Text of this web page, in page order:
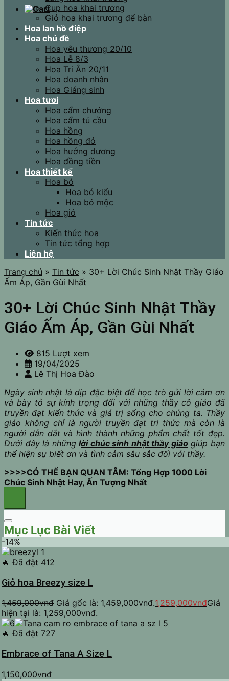
Cup hoa khai trương
Giỏ hoa khai trương để bàn
Hoa lan hồ điệp
Hoa chủ đề
Hoa yêu thương 20/10
Hoa Lễ 8/3
Hoa Tri Ân 20/11
Hoa doanh nhân
Hoa Giáng sinh
Hoa tươi
Hoa cẩm chướng
Hoa cẩm tú cầu
Hoa hồng
Hoa hồng đỏ
Hoa hướng dương
Hoa đồng tiền
Hoa thiết kế
Hoa bó
Hoa bó kiểu
Hoa bó mộc
Hoa giỏ
Tin tức
Kiến thức hoa
Tin tức tổng hợp
Liên hệ
Trang chủ » Tin tức » 30+ Lời Chúc Sinh Nhật Thầy Giáo
Ấm Áp, Gần Gùi Nhất
30+ Lời Chúc Sinh Nhật Thầy
Giáo Ấm Áp, Gần Gùi Nhất
815 Lượt xem
19/04/2025
Lê Thị Hoa Đào
Ngày sinh nhật là dịp đặc biệt để học trò gửi lời cảm ơn
và bày tỏ sự kính trọng đối với những thầy cô giáo đã
truyền đạt kiến thức và giá trị sống cho chúng ta. Thầy
giáo không chỉ là người truyền đạt tri thức mà còn là
người dẫn dắt và hình thành những phẩm chất tốt đẹp.
Dưới đây là nhữnglời chúc sinh nhật thầy giáogiúp bạn
thể hiện sự biết ơn và tình cảm sâu sắc đối với thầy.
>>>>CÓ THỂ BẠN QUAN TÂM: Tổng Hợp 1000 Lời
Chúc Sinh Nhật Hay, Ấn Tượng Nhất
Mục Lục Bài Viết
-14%
🔥 Đã đặt 412
Giỏ hoa Breezy size L
1,459,000vnđ Giá gốc là: 1,459,000vnđ.1,259,000vnđGiá
hiện tại là: 1,259,000vnđ.
🔥 Đã đặt 727
Embrace of Tana A Size L
1,150,000vnđ